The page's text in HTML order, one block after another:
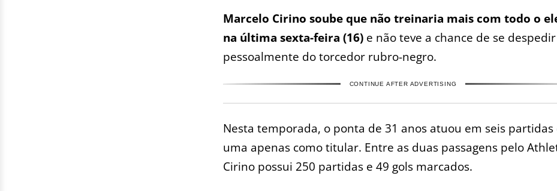
Marcelo Cirino soube que não treinaria mais com todo o
na última sexta-feira (16) e não teve a chance de se despedir
pessoalmente do torcedor rubro-negro.
CONTINUE AFTER ADVERTISING
Nesta temporada, o ponta de 31 anos atuou em seis partidas
uma apenas como titular. Entre as duas passagens pelo
Cirino possui 250 partidas e 49 gols marcados.